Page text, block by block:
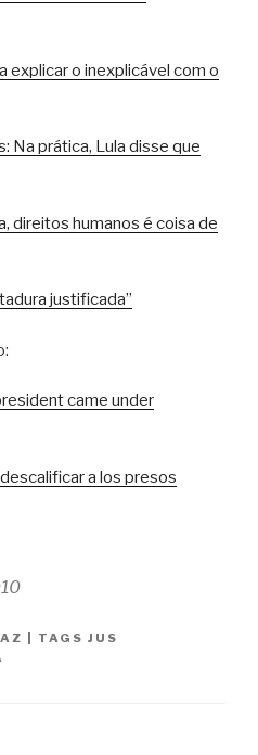
explicar o inexplicável com o
Na prática, Lula disse que
direitos humanos é coisa de
justificada”
came under
a los presos
TAGS JUS